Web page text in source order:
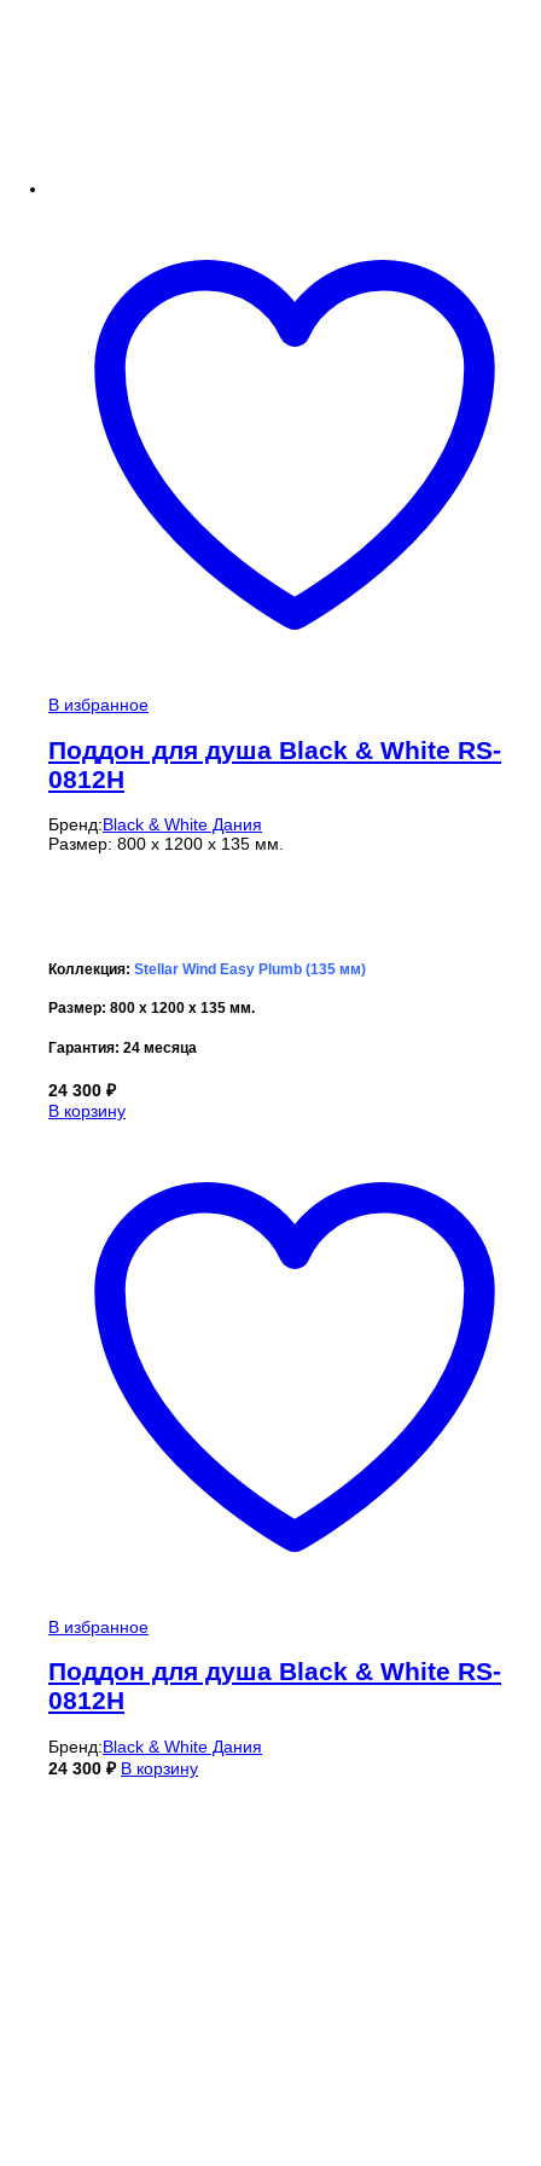
В избранное
Поддон для душа Black & White RS-
0812H
Бренд:Black & White Дания
Размер: 800 x 1200 x 135 мм.
Коллекция: Stellar Wind Easy Plumb (135 мм)
Размер: 800 x 1200 x 135 мм.
Гарантия: 24 месяца
24 300 ₽
В корзину
В избранное
Поддон для душа Black & White RS-
0812H
Бренд:Black & White Дания
24 300 ₽ В корзину